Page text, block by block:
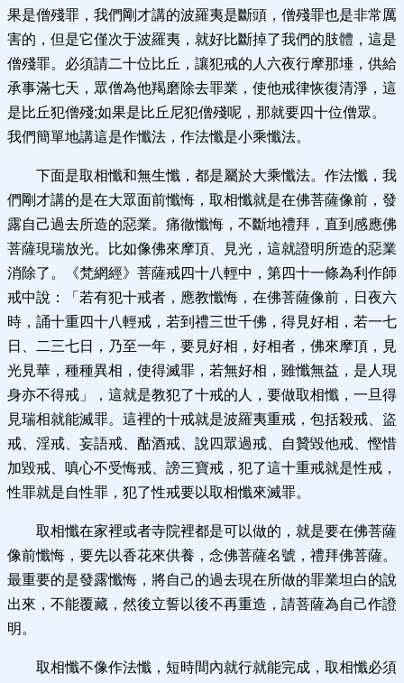
果是僧殘罪，我們剛才講的波羅夷是斷頭，僧殘罪也是非常厲
害的，但是它僅次于波羅夷，就好比斷掉了我們的肢體，這是
僧殘罪。必須請二十位比丘，讓犯戒的人六夜行摩那埵，供給
承事滿七天，眾僧為他羯磨除去罪業，使他戒律恢復清淨，這
是比丘犯僧殘;如果是比丘尼犯僧殘呢，那就要四十位僧眾。
我們簡單地講這是作懺法，作法懺是小乘懺法。
下面是取相懺和無生懺，都是屬於大乘懺法。作法懺，我
們剛才講的是在大眾面前懺悔，取相懺就是在佛菩薩像前，發
露自己過去所造的惡業。痛徹懺悔，不斷地禮拜，直到感應佛
菩薩現瑞放光。比如像佛來摩頂、見光，這就證明所造的惡業
消除了。《梵網經》菩薩戒四十八輕中，第四十一條為利作師
戒中說：「若有犯十戒者，應教懺悔，在佛菩薩像前，日夜六
時，誦十重四十八輕戒，若到禮三世千佛，得見好相，若一七
日、二三七日，乃至一年，要見好相，好相者，佛來摩頂，見
光見華，種種異相，使得滅罪，若無好相，雖懺無益，是人現
身亦不得戒」，這就是教犯了十戒的人，要做取相懺，一旦得
見瑞相就能滅罪。這裡的十戒就是波羅夷重戒，包括殺戒、盜
戒、淫戒、妄語戒、酤酒戒、說四眾過戒、自贊毀他戒、慳惜
加毀戒、嗔心不受悔戒、謗三寶戒，犯了這十重戒就是性戒，
性罪就是自性罪，犯了性戒要以取相懺來滅罪。
取相懺在家裡或者寺院裡都是可以做的，就是要在佛菩薩
像前懺悔，要先以香花來供養，念佛菩薩名號，禮拜佛菩薩。
最重要的是發露懺悔，將自己的過去現在所做的罪業坦白的說
出來，不能覆藏，然後立誓以後不再重造，請菩薩為自己作證
明。
取相懺不像作法懺，短時間內就行就能完成，取相懺必須